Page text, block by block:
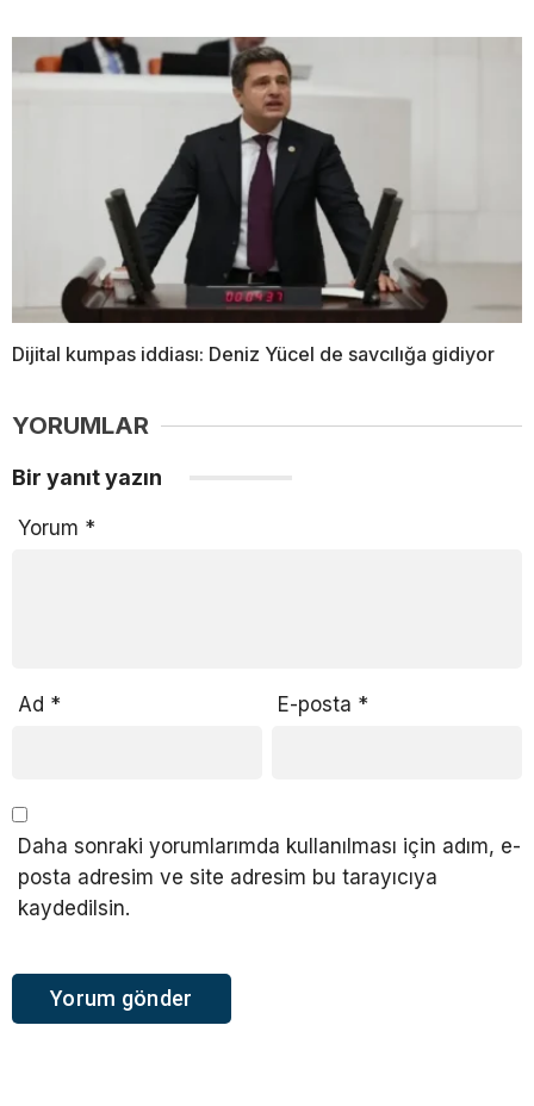
Dijital kumpas iddiası: Deniz Yücel de savcılığa gidiyor
YORUMLAR
Bir yanıt yazın
Yorum *
Ad * E-posta *
Daha sonraki yorumlarımda kullanılması için adım, e-
posta adresim ve site adresim bu tarayıcıya
kaydedilsin.